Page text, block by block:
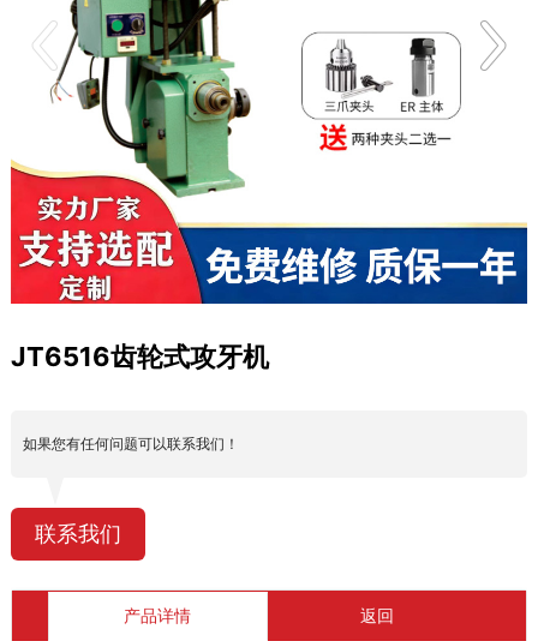
JT6516齿轮式攻牙机
如果您有任何问题可以联系我们！
联系我们
产品详情 返回